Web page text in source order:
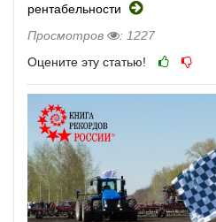
рентабельности
Просмотров
: 1227
Оцените эту статью!